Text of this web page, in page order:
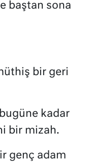
baştan sona
bir geri
kadar
bir mizah.
genç adam